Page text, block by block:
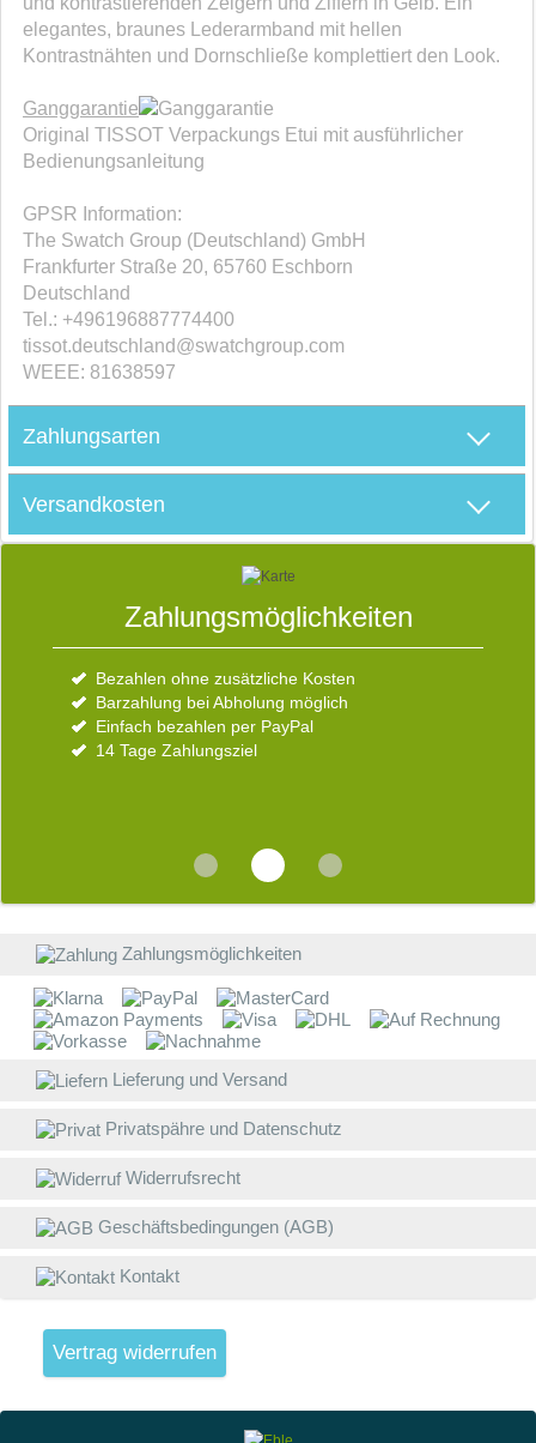
elegantes, braunes Lederarmband mit hellen
Kontrastnähten und Dornschließe komplettiert den Look.
Ganggarantie
Original TISSOT Verpackungs Etui mit ausführlicher
Bedienungsanleitung
GPSR Information:
The Swatch Group (Deutschland) GmbH
Frankfurter Straße 20, 65760 Eschborn
Deutschland
Tel.: +496196887774400
tissot.deutschland@swatchgroup.com
WEEE: 81638597
Zahlungsarten
Versandkosten
Zahlungsmöglichkeiten
Bezahlen ohne zusätzliche Kosten
Barzahlung bei Abholung möglich
Einfach bezahlen per PayPal
14 Tage Zahlungsziel
Der Eble Uhren-Park
Über uns
Kundenbewertungen
So finden Sie uns
Zahlungsmöglichkeiten
Lieferung und Versand
Privatspähre und Datenschutz
Widerrufsrecht
Geschäftsbedingungen (AGB)
Kontakt
Vertrag widerrufen